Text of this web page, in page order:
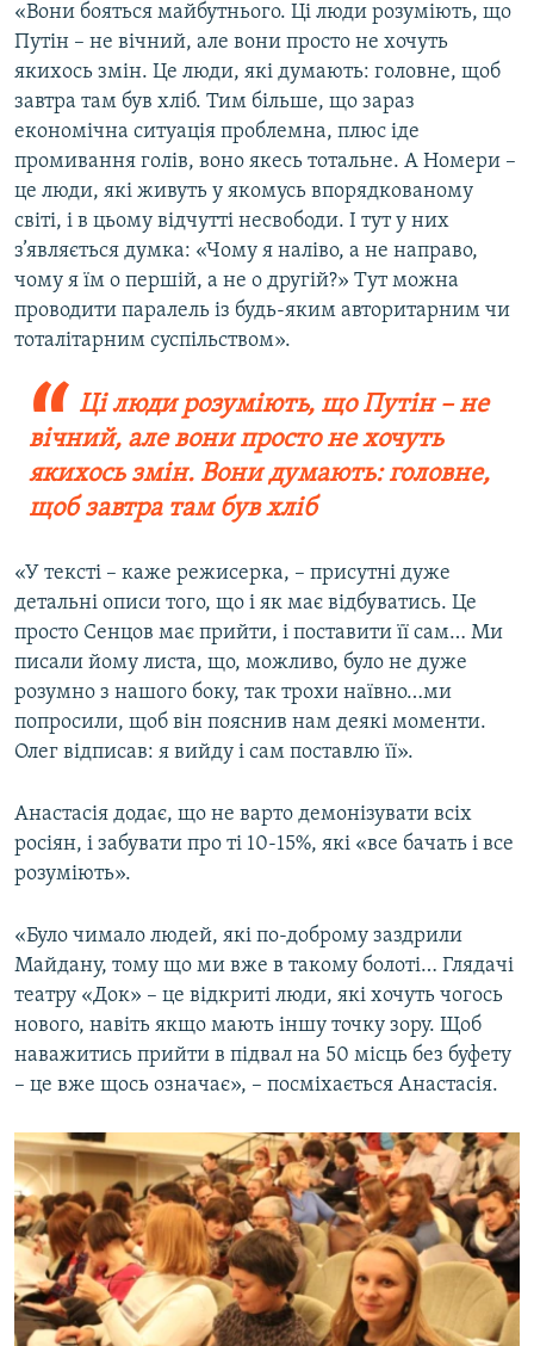
«Вони бояться майбутнього. Ці люди розуміють, що
Путін – не вічний, але вони просто не хочуть
якихось змін. Це люди, які думають: головне, щоб
завтра там був хліб. Тим більше, що зараз
економічна ситуація проблемна, плюс іде
промивання голів, воно якесь тотальне. А Номери –
це люди, які живуть у якомусь впорядкованому
світі, і в цьому відчутті несвободи. І тут у них
з’являється думка: «Чому я наліво, а не направо,
чому я їм о першій, а не о другій?» Тут можна
проводити паралель із будь-яким авторитарним чи
тоталітарним суспільством».
Ці люди розуміють, що Путін – не
вічний, але вони просто не хочуть
якихось змін. Вони думають: головне,
щоб завтра там був хліб
«У тексті – каже режисерка, – присутні дуже
детальні описи того, що і як має відбуватись. Це
просто Сенцов має прийти, і поставити її сам… Ми
писали йому листа, що, можливо, було не дуже
розумно з нашого боку, так трохи наївно…ми
попросили, щоб він пояснив нам деякі моменти.
Олег відписав: я вийду і сам поставлю її».
Анастасія додає, що не варто демонізувати всіх
росіян, і забувати про ті 10-15%, які «все бачать і все
розуміють».
«Було чимало людей, які по-доброму заздрили
Майдану, тому що ми вже в такому болоті… Глядачі
театру «Док» – це відкриті люди, які хочуть чогось
нового, навіть якщо мають іншу точку зору. Щоб
наважитись прийти в підвал на 50 місць без буфету
– це вже щось означає», – посміхається Анастасія.